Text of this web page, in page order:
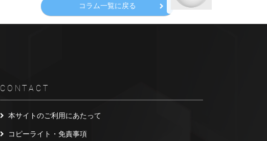
コラム一覧に戻る
CONTACT
本サイトのご利用にあたって
コピーライト・免責事項